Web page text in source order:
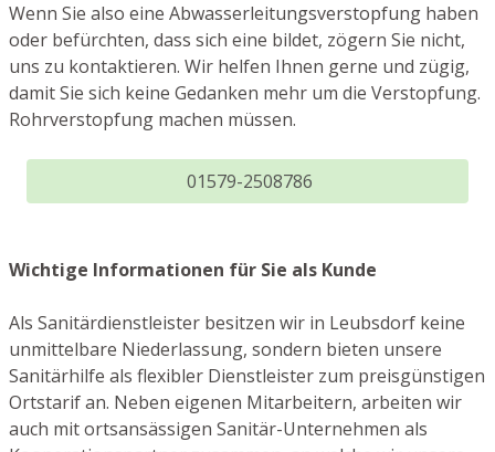
Wenn Sie also eine Abwasserleitungsverstopfung haben
oder befürchten, dass sich eine bildet, zögern Sie nicht,
uns zu kontaktieren. Wir helfen Ihnen gerne und zügig,
damit Sie sich keine Gedanken mehr um die Verstopfung.
Rohrverstopfung machen müssen.
01579-2508786
Wichtige Informationen für Sie als Kunde
Als Sanitärdienstleister besitzen wir in Leubsdorf keine
unmittelbare Niederlassung, sondern bieten unsere
Sanitärhilfe als flexibler Dienstleister zum preisgünstigen
Ortstarif an. Neben eigenen Mitarbeitern, arbeiten wir
auch mit ortsansässigen Sanitär-Unternehmen als